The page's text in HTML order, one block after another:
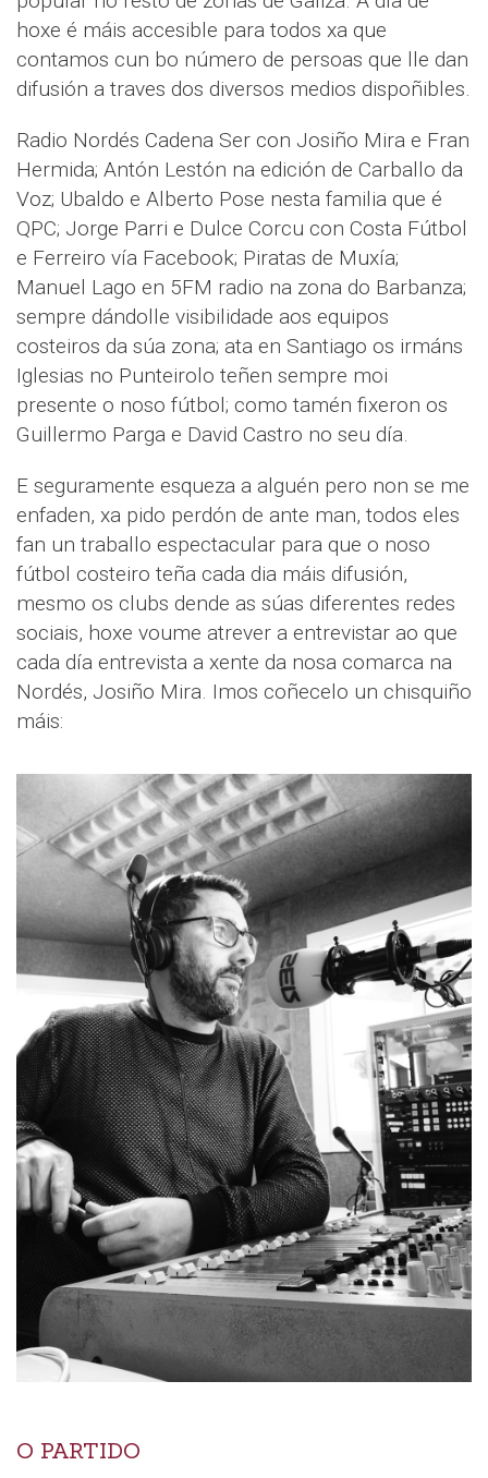
hoxe é máis accesible para todos xa que
contamos cun bo número de persoas que lle dan
difusión a traves dos diversos medios dispoñibles.
Radio Nordés Cadena Ser con Josiño Mira e Fran
Hermida; Antón Lestón na edición de Carballo da
Voz; Ubaldo e Alberto Pose nesta familia que é
QPC; Jorge Parri e Dulce Corcu con Costa Fútbol
e Ferreiro vía Facebook; Piratas de Muxía;
Manuel Lago en 5FM radio na zona do Barbanza;
sempre dándolle visibilidade aos equipos
costeiros da súa zona; ata en Santiago os irmáns
Iglesias no Punteirolo teñen sempre moi
presente o noso fútbol; como tamén fixeron os
Guillermo Parga e David Castro no seu día.
E seguramente esqueza a alguén pero non se me
enfaden, xa pido perdón de ante man, todos eles
fan un traballo espectacular para que o noso
fútbol costeiro teña cada dia máis difusión,
mesmo os clubs dende as súas diferentes redes
sociais, hoxe voume atrever a entrevistar ao que
cada día entrevista a xente da nosa comarca na
Nordés, Josiño Mira. Imos coñecelo un chisquiño
máis:
O PARTIDO